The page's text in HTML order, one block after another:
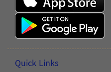
Quick Links